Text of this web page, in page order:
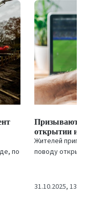
по
Призывают
открытии
Жителей
поводу
31.10.2025, 13:57